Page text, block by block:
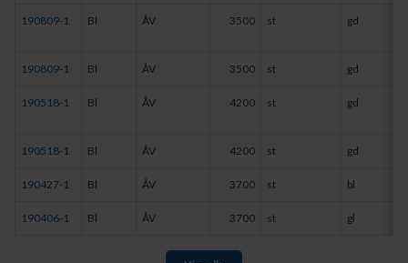
190809-1 Bl ÅV 3500 st gd
190809-1 Bl ÅV 3500 st gd
190518-1 Bl ÅV 4200 st gd
190518-1 Bl ÅV 4200 st gd
190427-1 Bl ÅV 3700 st bl
190406-1 Bl ÅV 3700 st gl